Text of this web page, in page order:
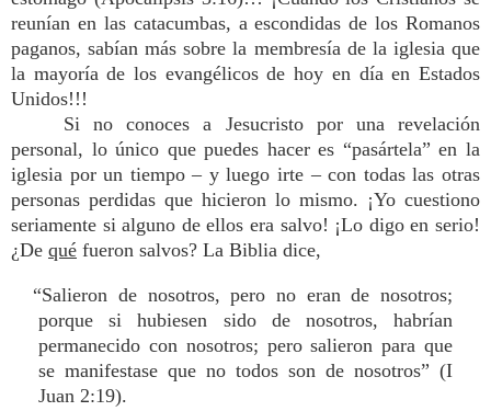
reunían en las catacumbas, a escondidas de los Romanos
paganos, sabían más sobre la membresía de la iglesia que
la mayoría de los evangélicos de hoy en día en Estados
Unidos!!!
Si no conoces a Jesucristo por una revelación
personal, lo único que puedes hacer es “pasártela” en la
iglesia por un tiempo – y luego irte – con todas las otras
personas perdidas que hicieron lo mismo. ¡Yo cuestiono
seriamente si alguno de ellos era salvo! ¡Lo digo en serio!
¿De qué fueron salvos? La Biblia dice,
“Salieron de nosotros, pero no eran de nosotros;
porque si hubiesen sido de nosotros, habrían
permanecido con nosotros; pero salieron para que
se manifestase que no todos son de nosotros” (I
Juan 2:19).